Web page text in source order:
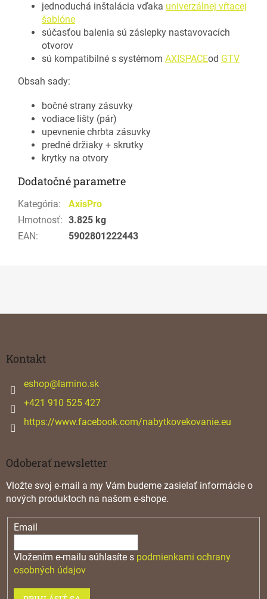
jednoduchá inštalácia vďaka univerzálnej vŕtacej
šablóne
súčasťou balenia sú záslepky nastavovacích
otvorov
sú kompatibilné s systémom AXISPACEod GTV
Obsah sady:
bočné strany zásuvky
vodiace lišty (pár)
upevnenie chrbta zásuvky
predné držiaky + skrutky
krytky na otvory
Dodatočné parametre
Kategória:
AxisPro
Hmotnosť: 3.825 kg
EAN: 5902801222443
Kontakt
eshop@ lamino.sk
+421 910 525 427
https://www.facebook.com/nabytkovekovanie.eu
Odoberať newsletter
Vložte svoj e-mail a my Vám budeme zasielať informácie o
nových produktoch na našom e-shope.
Email
Vložením e-mailu súhlasíte s podmienkami ochrany
osobných údajov